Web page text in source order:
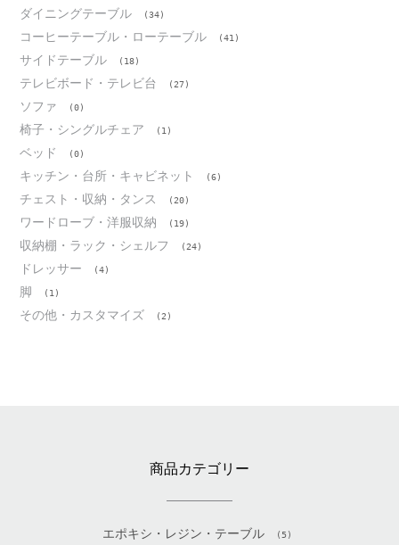
ダイニングテーブル (34)
コーヒーテーブル・ローテーブル (41)
サイドテーブル (18)
テレビボード・テレビ台 (27)
ソファ (0)
椅子・シングルチェア (1)
ベッド (0)
キッチン・台所・キャビネット (6)
チェスト・収納・タンス (20)
ワードローブ・洋服収納 (19)
収納棚・ラック・シェルフ (24)
ドレッサー (4)
脚 (1)
その他・カスタマイズ (2)
商品カテゴリー
エポキシ・レジン・テーブル (5)